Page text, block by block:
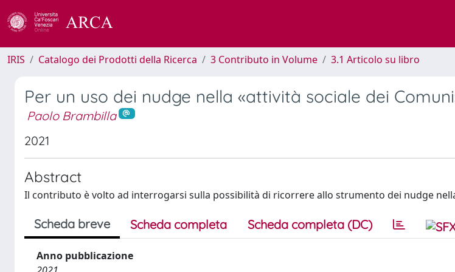
IRIS Catalogo dei Prodotti della Ricerca 3 Contributo in Volume 3.1 Articolo su libro
Per un uso dei nudge nella «attività sociale dei
Paolo Brambilla
2021
Abstract
Il contributo è volto ad interrogarsi sulla possibilità di ricorrere allo strumento dei nudge
Scheda breve Scheda completa Scheda completa (DC)
Anno pubblicazione